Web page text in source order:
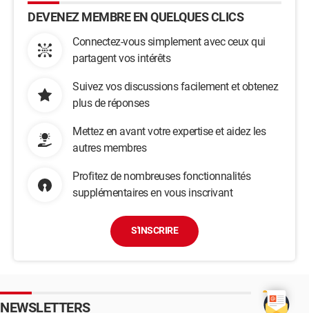
DEVENEZ MEMBRE EN QUELQUES CLICS
Connectez-vous simplement avec ceux qui
partagent vos intérêts
Suivez vos discussions facilement et obtenez
plus de réponses
Mettez en avant votre expertise et aidez les
autres membres
Profitez de nombreuses fonctionnalités
supplémentaires en vous inscrivant
S'INSCRIRE
NEWSLETTERS